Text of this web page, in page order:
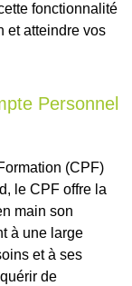
fonctionnalité
et atteindre vos
Personnel
(CPF)
le CPF offre la
main son
à une large
et à ses
de